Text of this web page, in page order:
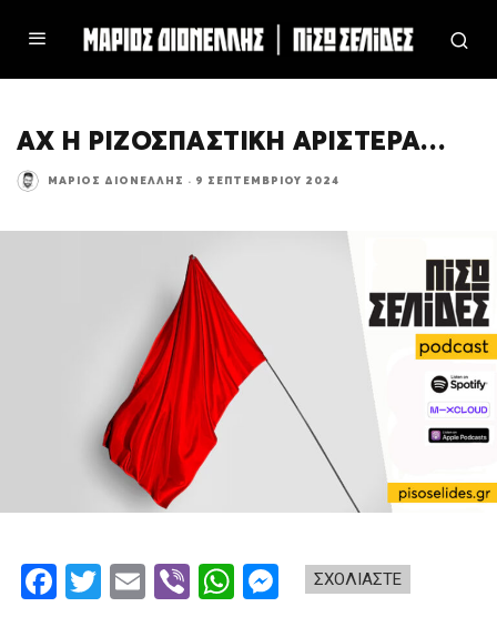
ΑΧ Η ΡΙΖΟΣΠΑΣΤΙΚΗ ΑΡΙΣΤΕΡΑ…
ΜΆΡΙΟΣ ΔΙΟΝΈΛΛΗΣ · 9 ΣΕΠΤΕΜΒΡΊΟΥ 2024
ΣΧΟΛΙΑΣΤΕ
F
T
E
Vi
W